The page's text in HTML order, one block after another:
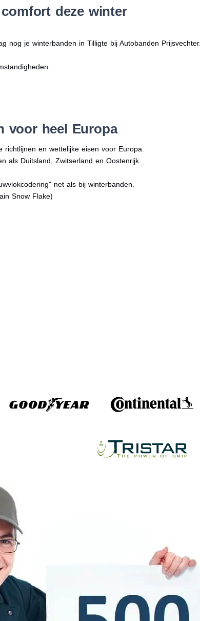
deze winter
nog je winterbanden in Tilligte bij Autobanden Prijsvechter.
voor heel Europa
en wettelijke eisen voor Europa.
als Duitsland, Zwitserland en Oostenrijk.
net als bij winterbanden.
Snow Flake)